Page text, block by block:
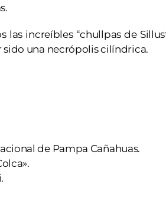
las increíbles “chullpas de
una necrópolis cilíndrica.
de Pampa Cañahuas.